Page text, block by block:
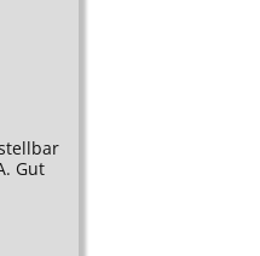
Gut